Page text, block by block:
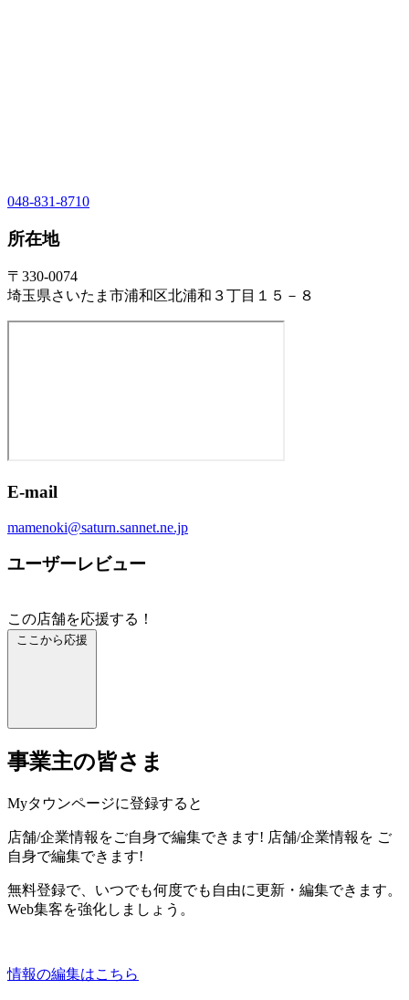
048-831-8710
所在地
〒330-0074
埼玉県さいたま市浦和区北浦和３丁目１５－８
E-mail
mamenoki@saturn.sannet.ne.jp
ユーザーレビュー
この店舗を応援する！
ここから応援
事業主の皆さま
Myタウンページに登録すると
店舗/企業情報をご自身で編集できます! 店舗/企業情報を ご
自身で編集できます!
無料登録で、いつでも何度でも自由に更新・編集できます。
Web集客を強化しましょう。
情報の編集はこちら